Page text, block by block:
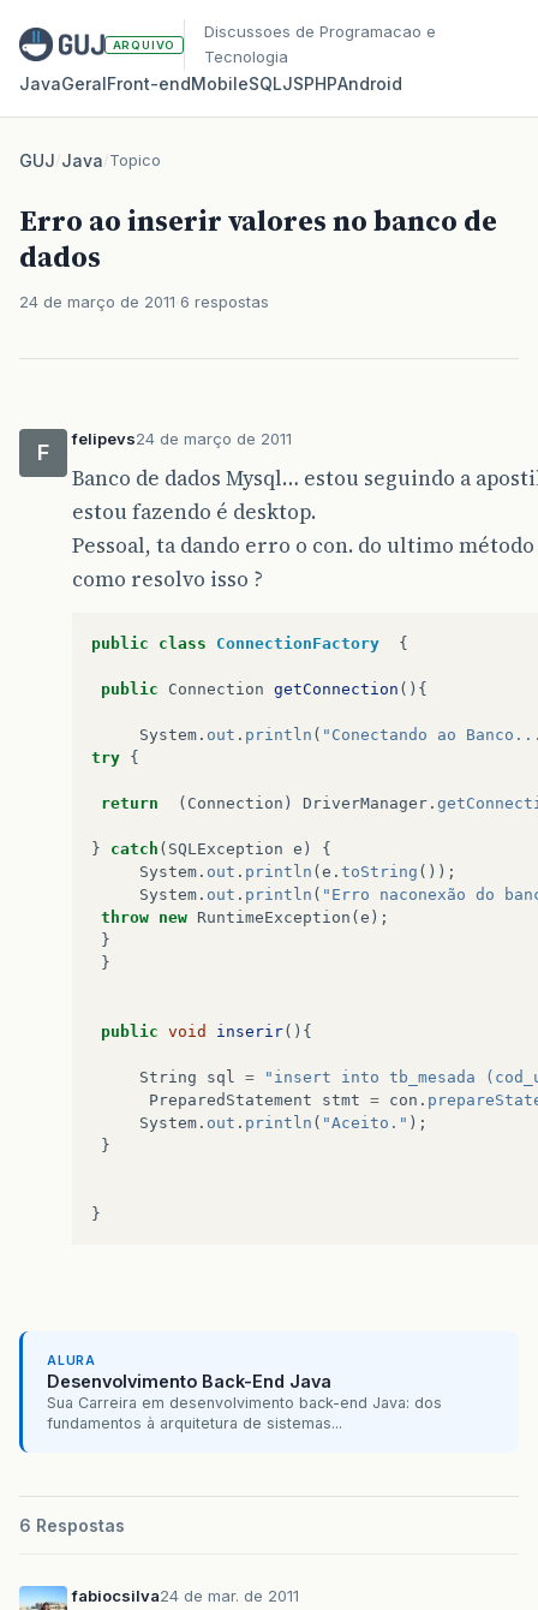
ARQUIVO
Discussoes de Programacao e
Tecnologia
JavaGeralFront‑endMobileSQLJSPHPAndroid
GUJ/Java/Topico
Erro ao inserir valores no banco de
dados
24 de março de 2011 6 respostas
F
felipevs24 de março de 2011
Banco de dados Mysql… estou seguindo a
estou fazendo é desktop.
Pessoal, ta dando erro o con. do ultimo
como resolvo isso ?
public class ConnectionFactory {
public Connection getConnection (){
System . out . println ( "Conectando ao
try {
return ( Connection ) DriverManager .
} catch ( SQLException e )
{
System . out . println ( e . toString ());
System . out . println ( "Erro naconexão do
throw new RuntimeException ( e );
}
}
public void inserir(){
String sql =
"insert into tb_mesada
PreparedStatement
stmt = con .
System . out . println ( "Aceito." );
}
}
ALURA
Desenvolvimento Back-End Java
Sua Carreira em desenvolvimento back-end Java: dos
fundamentos à arquitetura de sistemas...
6 Respostas
fabiocsilva24 de mar. de 2011